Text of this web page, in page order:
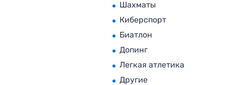
Шахматы
Киберспорт
Биатлон
Допинг
Легкая атлетика
Другие